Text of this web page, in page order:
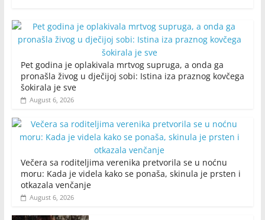
Pet godina je oplakivala mrtvog supruga, a onda ga
pronašla živog u dječijoj sobi: Istina iza praznog kovčega
šokirala je sve
August 6, 2026
Večera sa roditeljima verenika pretvorila se u noćnu
moru: Kada je videla kako se ponaša, skinula je prsten i
otkazala venčanje
August 6, 2026